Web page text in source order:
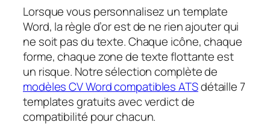
Lorsque vous personnalisez un template
Word, la règle d’or est de ne rien ajouter qui
ne soit pas du texte. Chaque icône, chaque
forme, chaque zone de texte flottante est
un risque. Notre sélection complète de
modèles CV Word compatibles ATSdétaille 7
templates gratuits avec verdict de
compatibilité pour chacun.